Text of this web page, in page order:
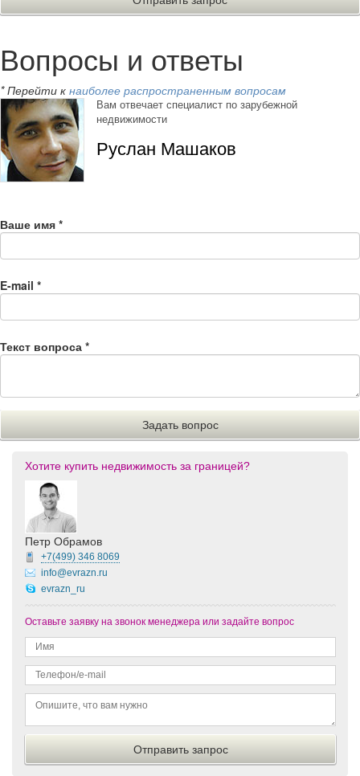
Вопросы и ответы
* Перейти к наиболее распространенным вопросам
Вам отвечает специалист по зарубежной
недвижимости
Руслан Машаков
Ваше имя *
E-mail *
Текст вопроса *
Хотите купить недвижимость за границей?
Петр Обрамов
+7(499) 346 8069
info@evrazn.ru
evrazn_ru
Оставьте заявку на звонок менеджера или задайте вопрос